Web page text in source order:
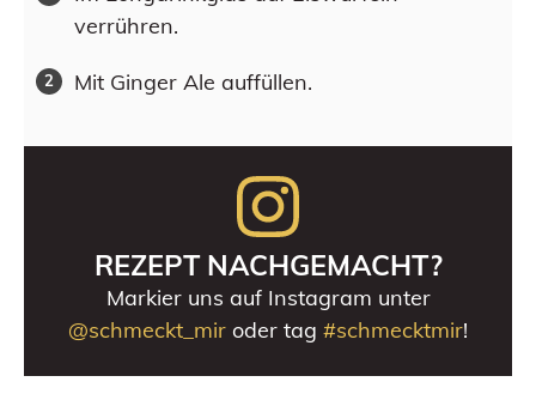
verrühren.
Mit Ginger Ale auffüllen.
REZEPT NACHGEMACHT?
Markier uns auf Instagram unter
@schmeckt_mir oder tag #schmecktmir!